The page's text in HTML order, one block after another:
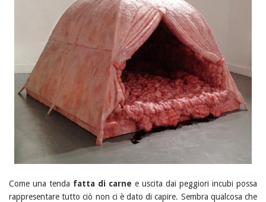
Come una tenda fatta di carne e uscita dai peggiori incubi possa
rappresentare tutto ciò non ci è dato di capire. Sembra qualcosa che